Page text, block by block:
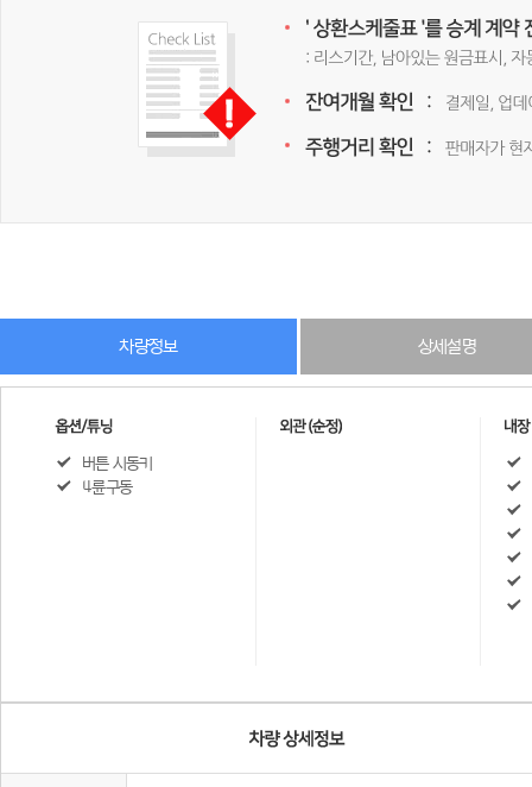
차량정보 상세설명
버튼 시동키
4륜구동